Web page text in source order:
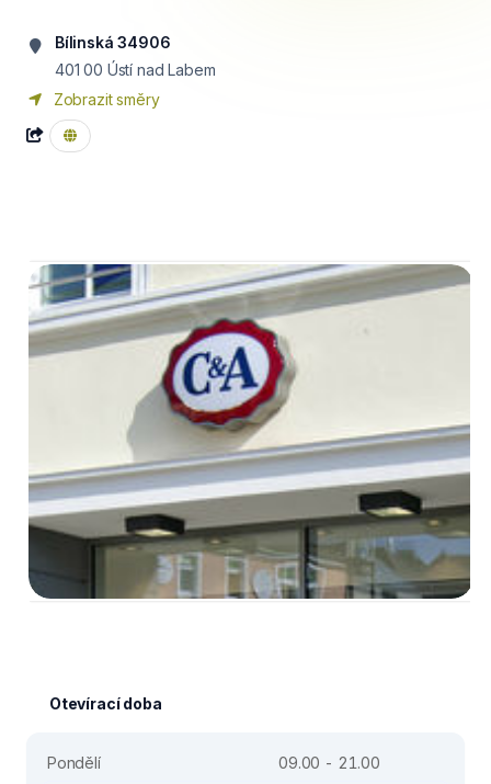
Bílinská 34906
401 00 Ústí nad Labem
Zobrazit směry
Otevírací doba
Pondělí
09.00 - 21.00